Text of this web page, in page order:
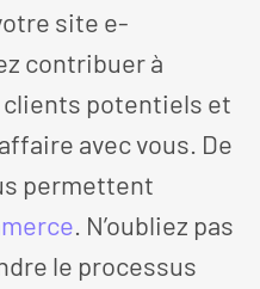
site e-
contribuer à
potentiels et
avec vous. De
permettent
. N’oubliez pas
le processus